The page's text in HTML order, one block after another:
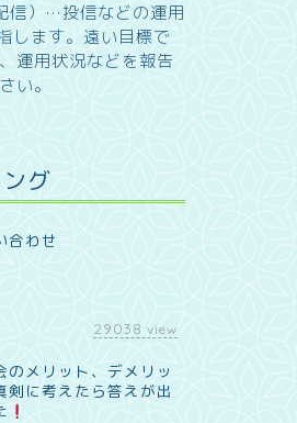
信）…投信などの運用
します。遠い目標で
運用状況などを報告
い。
グ
合わせ
29038 view
のメリット、デメリッ
剣に考えたら答えが出